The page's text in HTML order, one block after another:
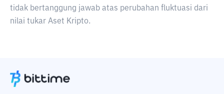
tidak bertanggung jawab atas perubahan fluktuasi dari
nilai tukar Aset Kripto.